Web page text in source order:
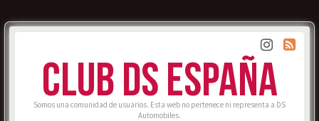
CLUB DS ESPAÑA
Somos una comunidad de usuarios. Esta web no pertenece ni representa a DS
Automobiles.